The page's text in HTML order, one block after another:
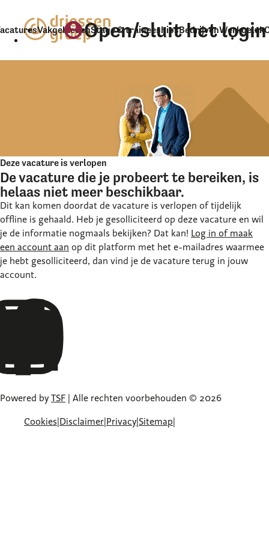
VakgebiedenStage & traineeshipsBedrijvenWerkgeluk
account_circleOpen/sluit het
Deze vacature is verlopen
De vacature die je probeert te bereiken, is
helaas niet meer beschikbaar.
Dit kan komen doordat de vacature is verlopen of tijdelijk
offline is gehaald. Heb je gesolliciteerd op deze vacature en wil
je de informatie nogmaals bekijken? Dat kan! Log in of maak
een account aan op dit platform met het e-mailadres waarmee
je hebt gesolliciteerd, dan vind je de vacature terug in jouw
account.
Powered by TSF | Alle rechten voorbehouden © 2026
Cookies Disclaimer Privacy Sitemap